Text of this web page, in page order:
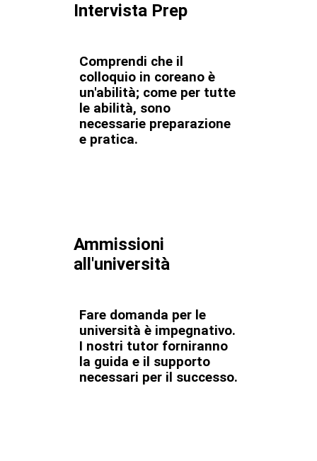
Intervista Prep
Comprendi che il
colloquio in coreano è
un'abilità; come per tutte
le abilità, sono
necessarie preparazione
e pratica.
Ammissioni
all'università
Fare domanda per le
università è impegnativo.
I nostri tutor forniranno
la guida e il supporto
necessari per il successo.